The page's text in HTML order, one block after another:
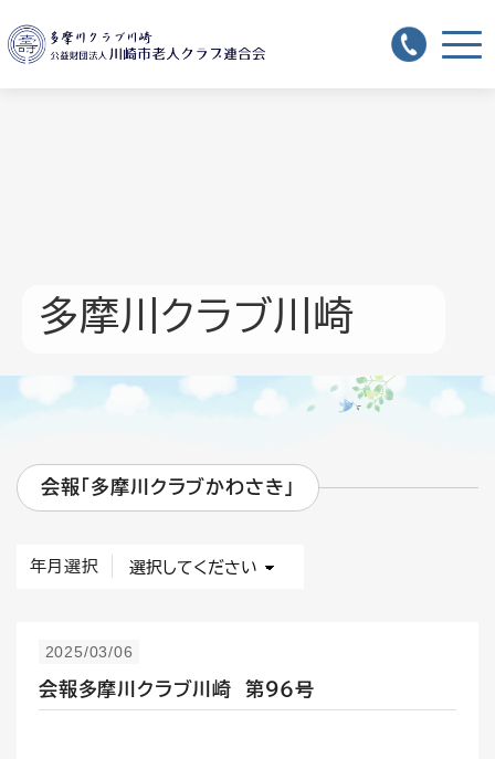
多摩川クラブ川崎
会報「多摩川クラブかわさき」
年月選択
2025/03/06
会報多摩川クラブ川崎 第９６号